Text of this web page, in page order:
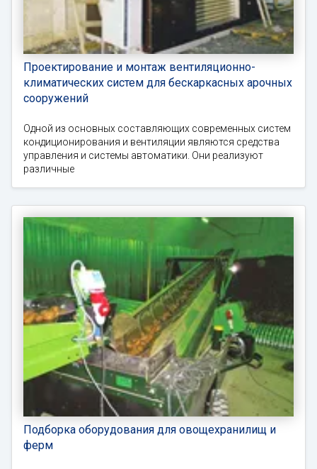
Проектирование и монтаж вентиляционно-
климатических систем для бескаркасных арочных
сооружений
Одной из основных составляющих современных систем
кондиционирования и вентиляции являются средства
управления и системы автоматики. Они реализуют
различные
Подборка оборудования для овощехранилищ и
ферм